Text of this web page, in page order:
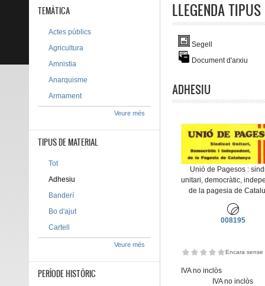
LLEGENDA
Segell
Document d'arxiu
ADHESIU
Unió de Pagesos :
unitari, democràtic,
de la pagesia de
008195
Encara sense
IVA no inclòs
IVA no inclòs
TEMÀTICA
Actes públics
Agricultura
Amnistia
Anarquisme
Armament
Veure més
TIPUS DE MATERIAL
Tot
Adhesiu
Banderí
Bo d'ajut
Cartell
Veure més
PERÍODE HISTÒRIC